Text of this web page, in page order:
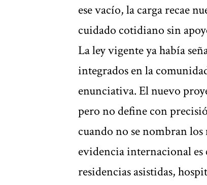
ese vacío, la carga recae
cuidado cotidiano sin
La ley vigente ya había
integrados en la
enunciativa. El nuevo
pero no define con
cuando no se nombran
evidencia internacional
residencias asistidas,